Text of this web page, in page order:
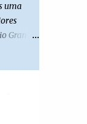
uma
Grande
de